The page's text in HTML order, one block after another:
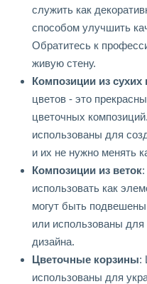
служить как
способом улучшить
Обратитесь к
живую стену.
Композиции из сухих
цветов - это
цветочных
использованы для
и их не нужно менять
Композиции из веток
использовать как
могут быть
или использованы
дизайна.
Цветочные корзины:
использованы для